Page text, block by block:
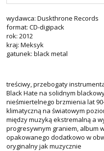
wydawca: Duskthrone Records
format: CD-digipack
rok: 2012
kraj: Meksyk
gatunek: black metal
treściwy, przebogaty
Black Hate na solidnym
nieśmiertelnego brzmienia lat
klimatyczną na światowym
między muzyką ekstremalną a
progresywnym graniem, album
opakowanego dodatkowo w
oryginalny jak muzycznie